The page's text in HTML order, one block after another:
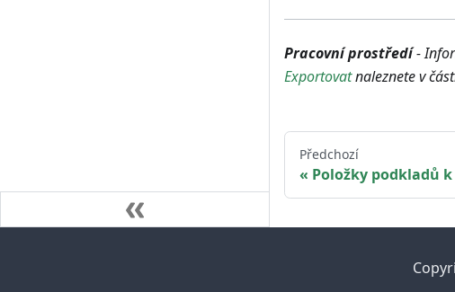
Pracovní prostředí-
Exportovatnaleznete v
Předchozí
Položky podkladů